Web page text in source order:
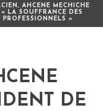
AHCENE MECHICHE
LA SOUFFRANCE DES
PROFESSIONNELS »
DE